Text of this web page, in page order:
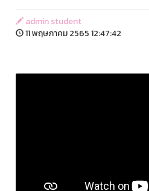
admin student
11 พฤษภาคม 2565 12:47:42